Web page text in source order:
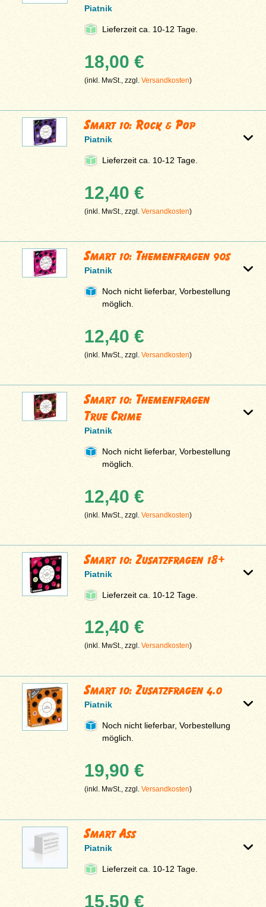
Piatnik
Lieferzeit ca. 10-12 Tage.
18,00 €
(inkl. MwSt., zzgl.Versandkosten)
Smart 10: Rock & Pop
Piatnik
Lieferzeit ca. 10-12 Tage.
12,40 €
(inkl. MwSt., zzgl.Versandkosten)
Smart 10: Themenfragen 90s
Piatnik
Noch nicht lieferbar, Vorbestellung
möglich.
12,40 €
(inkl. MwSt., zzgl.Versandkosten)
Smart 10: Themenfragen
True Crime
Piatnik
Noch nicht lieferbar, Vorbestellung
möglich.
12,40 €
(inkl. MwSt., zzgl.Versandkosten)
Smart 10: Zusatzfragen 18+
Piatnik
Lieferzeit ca. 10-12 Tage.
12,40 €
(inkl. MwSt., zzgl.Versandkosten)
Smart 10: Zusatzfragen 4.0
Piatnik
Noch nicht lieferbar, Vorbestellung
möglich.
19,90 €
(inkl. MwSt., zzgl.Versandkosten)
Smart Ass
Piatnik
Lieferzeit ca. 10-12 Tage.
15,50 €